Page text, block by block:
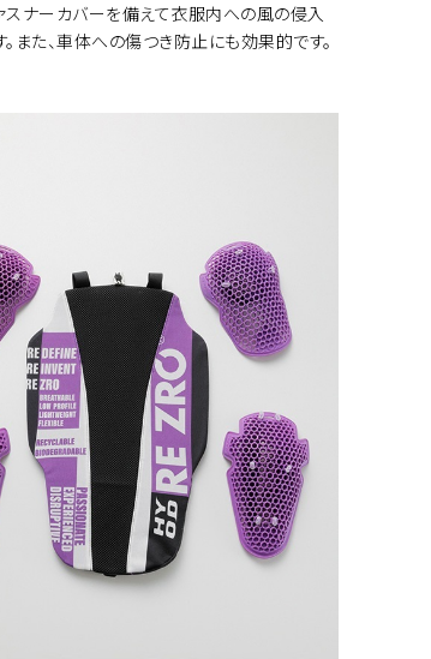
スナーカバーを備えて衣服内への風の侵入
また、車体への傷つき防止にも効果的です。